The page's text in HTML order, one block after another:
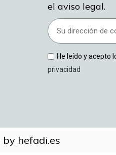
el aviso legal.
He leído y acepto
privacidad
hefadi.es